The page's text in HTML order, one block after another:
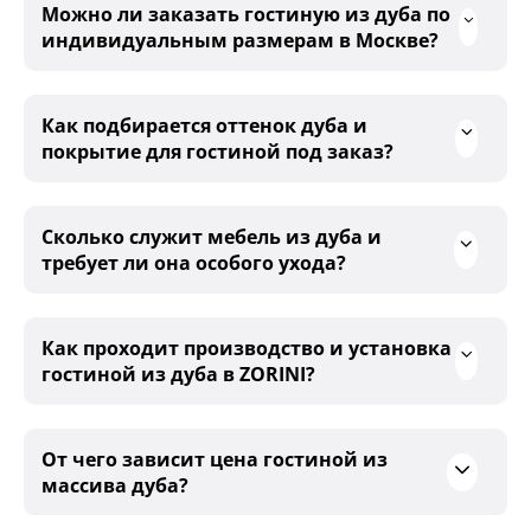
Можно ли заказать гостиную из дуба по
индивидуальным размерам в Москве?
Как подбирается оттенок дуба и
покрытие для гостиной под заказ?
Сколько служит мебель из дуба и
требует ли она особого ухода?
Как проходит производство и установка
гостиной из дуба в ZORINI?
От чего зависит цена гостиной из
массива дуба?